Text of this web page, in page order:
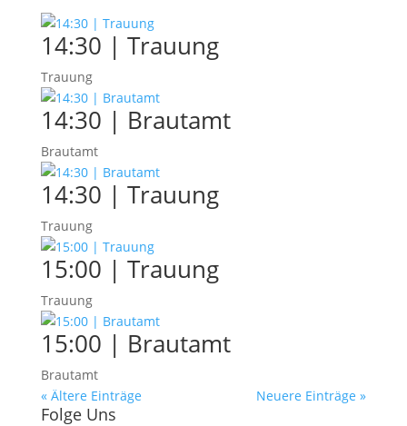
14:30 | Trauung
Trauung
14:30 | Brautamt
Brautamt
14:30 | Trauung
Trauung
15:00 | Trauung
Trauung
15:00 | Brautamt
Brautamt
« Ältere Einträge
Neuere Einträge »
Folge Uns